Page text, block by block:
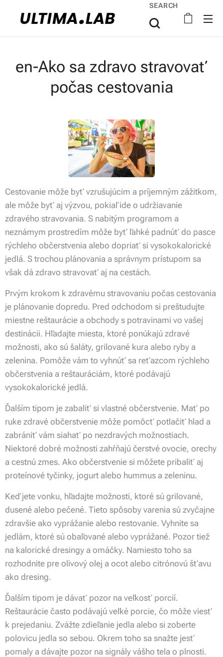
SEARCH
en-Ako sa zdravo stravovať
počas cestovania
Cestovanie môže byť vzrušujúcim a príjemným zážitkom,
ale môže byť aj výzvou, pokiaľ ide o udržiavanie
zdravého stravovania. S nabitým programom a
neznámym prostredím môže byť ľahké padnúť do pasce
rýchleho občerstvenia alebo dopriať si vysokokalorické
jedlá. S trochou plánovania a správnym prístupom sa
však dá zdravo stravovať aj na cestách.
Prvým krokom k zdravému stravovaniu počas cestovania
je plánovanie dopredu. Pred odchodom si preštudujte
miestne reštaurácie a obchody s potravinami vo vašej
destinácii. Hľadajte miesta, ktoré ponúkajú zdravé
možnosti, ako sú šaláty, grilované kura alebo ryby a
zelenina. Pomôže vám to vyhnúť sa reťazcom rýchleho
občerstvenia a reštauráciám, ktoré podávajú
vysokokalorické jedlá.
Ďalším tipom je zabaliť si vlastné občerstvenie. Mať po
ruke zdravé občerstvenie môže pomôcť potlačiť hlad a
zabrániť vám siahať po nezdravých možnostiach.
Niektoré dobré možnosti zahŕňajú čerstvé ovocie, orechy
a cestnú zmes. Ako občerstvenie si môžete pribaliť aj
proteínové tyčinky, jogurt alebo hummus a zeleninu.
Keď jete vonku, hľadajte možnosti, ktoré sú grilované,
dusené alebo pečené. Tieto spôsoby varenia sú zvyčajne
zdravšie ako vyprážanie alebo restovanie. Vyhnite sa
jedlám, ktoré sú obaľované alebo vyprážané. Pozor tiež
na kalorické dresingy a omáčky. Namiesto toho sa
rozhodnite pre olivový olej a ocot alebo citrónovú šťavu
ako dresing.
Ďalším tipom je dávať pozor na veľkosť porcií.
Reštaurácie často podávajú veľké porcie, čo môže viesť
k prejedaniu. Zvážte zdieľanie jedla alebo si zoberte
polovicu jedla so sebou. Okrem toho sa snažte jesť
pomaly a dávajte pozor na signály vášho tela o plnosti.